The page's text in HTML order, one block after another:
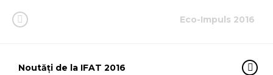
Eco-Impuls 2016
Noutăți de la IFAT 2016